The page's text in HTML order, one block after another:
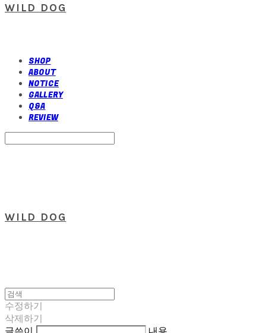
WILD DOG
SHOP
ABOUT
NOTICE
GALLERY
Q&A
REVIEW
WILD DOG
수정하기
삭제하기